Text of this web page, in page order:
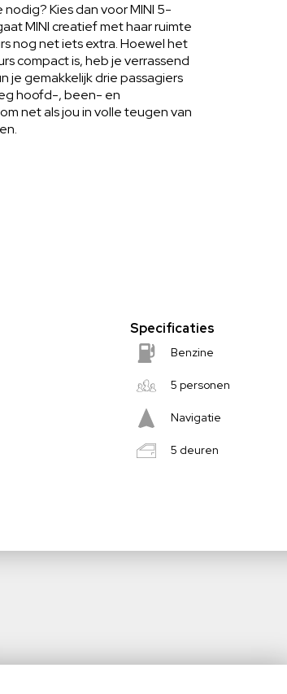
Kies dan voor MINI 5-
MINI creatief met haar ruimte
nog net iets extra. Hoewel het
compact is, heb je verrassend
je gemakkelijk drie passagiers
hoofd-, been- en
net als jou in volle teugen van
Specificaties
Benzine
5 personen
Navigatie
5 deuren